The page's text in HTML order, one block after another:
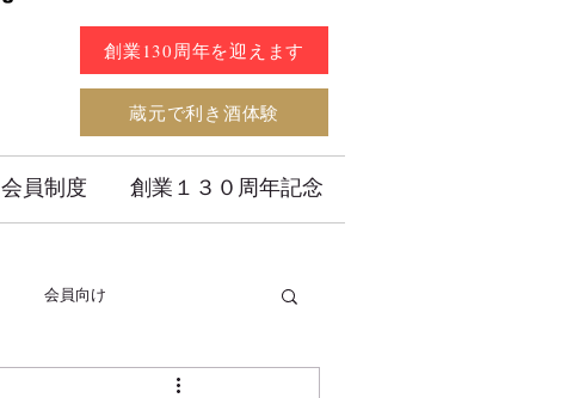
創業130周年を迎えます
蔵元で利き酒体験
会員制度 創業１３０周年記念
会員向け